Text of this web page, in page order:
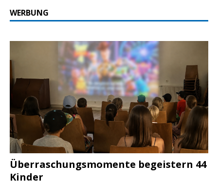
WERBUNG
Überraschungsmomente begeistern 44
Kinder